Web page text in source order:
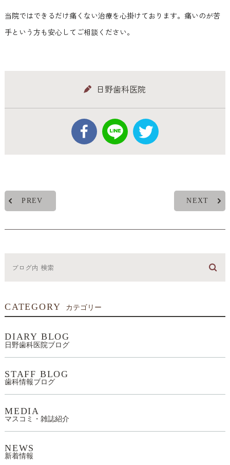
当院ではできるだけ痛くない治療を心掛けております。痛いのが苦
手という方も安心してご相談ください。
日野歯科医院
PREV NEXT
CATEGORY カテゴリー
DIARY BLOG
日野歯科医院ブログ
STAFF BLOG
歯科情報ブログ
MEDIA
マスコミ・雑誌紹介
NEWS
新着情報